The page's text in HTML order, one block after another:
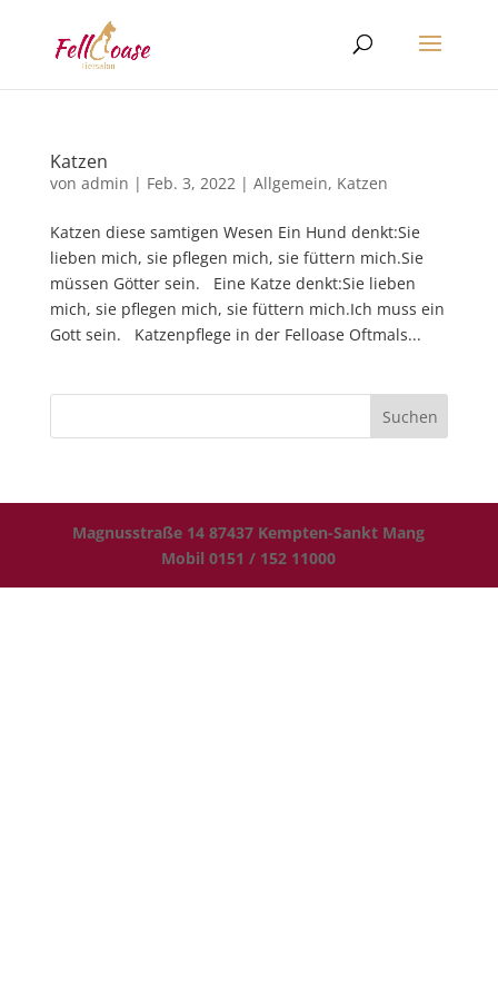
Katzen
von admin | Feb. 3, 2022| Allgemein, Katzen
Katzen diese samtigen Wesen Ein Hund denkt:Sie
lieben mich, sie pflegen mich, sie füttern mich.Sie
müssen Götter sein. Eine Katze denkt:Sie lieben
mich, sie pflegen mich, sie füttern mich.Ich muss ein
Gott sein. Katzenpflege in der Felloase Oftmals...
Magnusstraße 14 87437 Kempten-Sankt Mang
Mobil 0151 / 152 11000